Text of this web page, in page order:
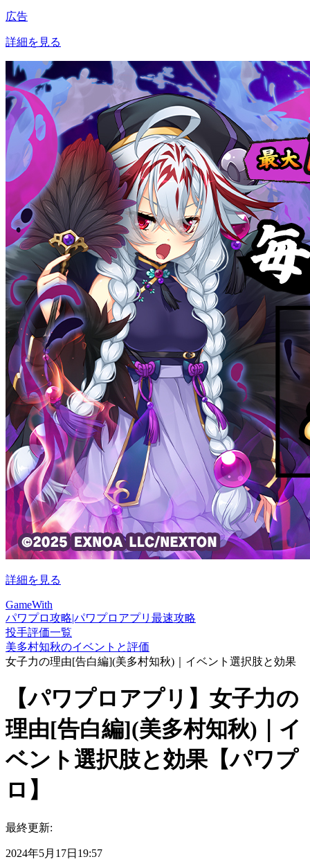
広告
詳細を見る
詳細を見る
GameWith
パワプロ攻略|パワプロアプリ最速攻略
投手評価一覧
美多村知秋のイベントと評価
女子力の理由[告白編](美多村知秋)｜イベント選択肢と効果
【パワプロアプリ】女子力の
理由[告白編](美多村知秋)｜イ
ベント選択肢と効果【パワプ
ロ】
最終更新:
2024年5月17日19:57